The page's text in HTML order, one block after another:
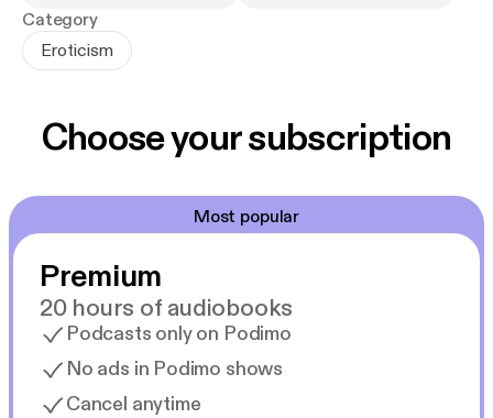
Category
Eroticism
Choose your subscription
Most popular
Premium
20 hours of audiobooks
Podcasts only on Podimo
No ads in Podimo shows
Cancel anytime